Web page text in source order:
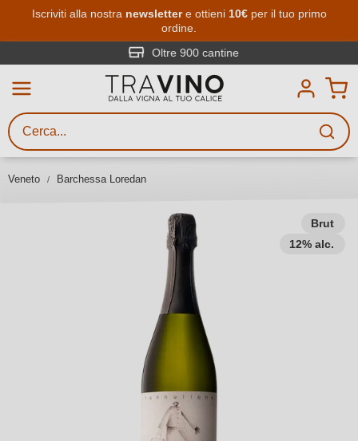
Passa al contenuto principale
Iscriviti alla nostra newslettere ottieni 10€per il tuo primo
ordine.
Oltre 900 cantine
Veneto Barchessa Loredan
Brut
12% alc.
Ricerca vini
Inserisci almeno 3 caratteri
gusto, occasione, nome del vino,
vitigno, regione, cantina o altri